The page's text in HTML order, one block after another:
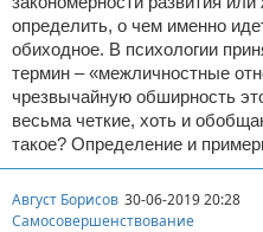
определить, о чем именно
обиходное. В психологии
термин – «межличностные
чрезвычайную обширность
весьма четкие, хоть и
такое? Определение и
Август Борисов 30-06-2019 20:28
Самосовершенствование